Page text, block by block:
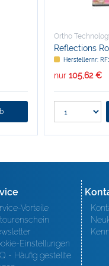
Ortho
Reflections
Patientenkit
Herstellernr:
nur 105,62 €
Vorteile
Einstellungen
- Häufig gestellte